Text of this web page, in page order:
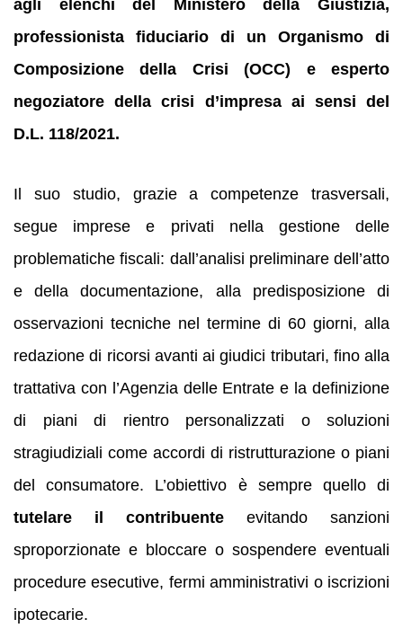
agli elenchi del Ministero della Giustizia,
professionista fiduciario di un Organismo di
Composizione della Crisi (OCC) e esperto
negoziatore della crisi d’impresa ai sensi del
D.L. 118/2021.
Il suo studio, grazie a competenze trasversali,
segue imprese e privati nella gestione delle
problematiche fiscali: dall’analisi preliminare dell’atto
e della documentazione, alla predisposizione di
osservazioni tecniche nel termine di 60 giorni, alla
redazione di ricorsi avanti ai giudici tributari, fino alla
trattativa con l’Agenzia delle Entrate e la definizione
di piani di rientro personalizzati o soluzioni
stragiudiziali come accordi di ristrutturazione o piani
del consumatore. L’obiettivo è sempre quello di
tutelare il contribuente evitando sanzioni
sproporzionate e bloccare o sospendere eventuali
procedure esecutive, fermi amministrativi o iscrizioni
ipotecarie.